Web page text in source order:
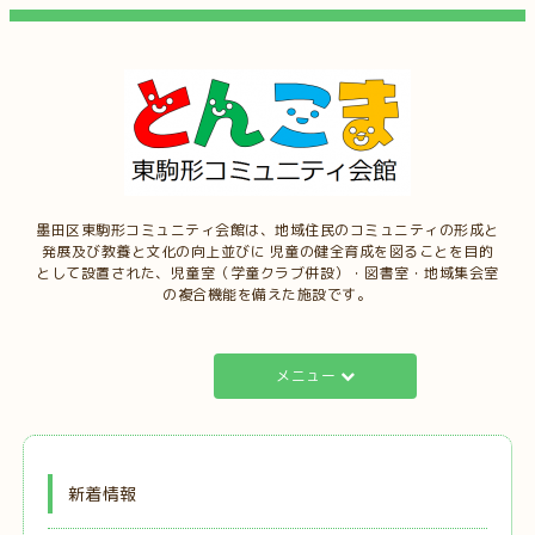
墨田区東駒形コミュニティ会館は、地域住民のコミュニティの形成と
発展及び教養と文化の向上並びに 児童の健全育成を図ることを目的
として設置された、児童室（学童クラブ併設）・図書室・地域集会室
の複合機能を備えた施設です。
メニュー
新着情報